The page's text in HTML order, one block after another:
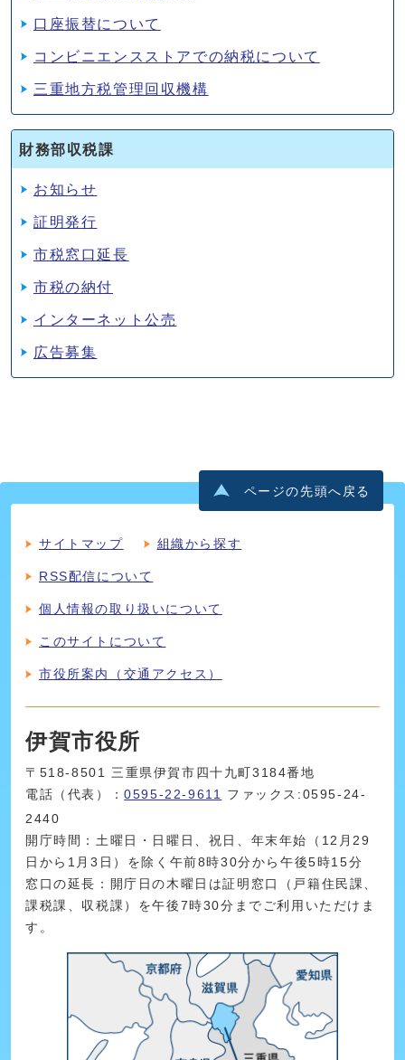
口座振替について
コンビニエンスストアでの納税について
三重地方税管理回収機構
財務部収税課
お知らせ
証明発行
市税窓口延長
市税の納付
インターネット公売
広告募集
ページの先頭へ戻る
サイトマップ 組織から探す
RSS配信について
個人情報の取り扱いについて
このサイトについて
市役所案内（交通アクセス）
伊賀市役所
〒518-8501 三重県伊賀市四十九町3184番地
電話（代表）：0595-22-9611
ファックス:0595-24-
2440
開庁時間：土曜日・日曜日、祝日、年末年始（12月29
日から1月3日）を除く午前8時30分から午後5時15分
窓口の延長：開庁日の木曜日は証明窓口（戸籍住民課、
課税課、収税課）を午後7時30分までご利用いただけま
す。